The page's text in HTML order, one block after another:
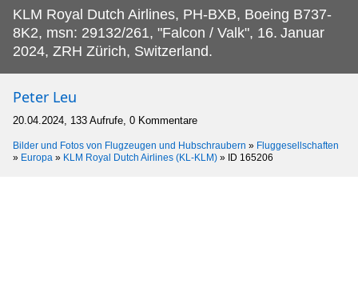
KLM Royal Dutch Airlines, PH-BXB, Boeing B737-
8K2, msn: 29132/261, "Falcon / Valk", 16. Januar
2024, ZRH Zürich, Switzerland.
Peter Leu
20.04.2024, 133 Aufrufe, 0 Kommentare
Bilder und Fotos von Flugzeugen und Hubschraubern » Fluggesellschaften
» Europa » KLM Royal Dutch Airlines (KL-KLM) » ID 165206